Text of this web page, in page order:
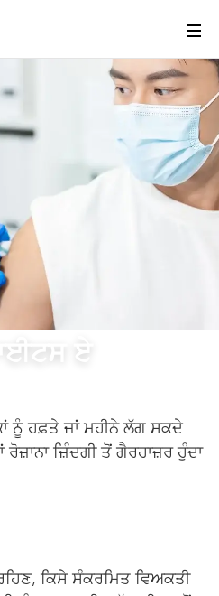
ਏ
ਨੂੰ ਹਫ਼ਤੇ ਜਾਂ ਮਹੀਨੇ ਲੱਗ ਸਕਦੇ
ਜ਼ਿੰਦਗੀ ਤੋਂ ਗੈਰਹਾਜ਼ਰ ਹੁੰਦਾ
ਕਿਸੇ ਸੰਕਰਮਿਤ ਵਿਅਕਤੀ